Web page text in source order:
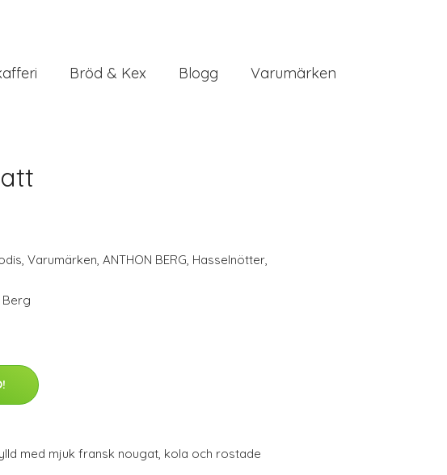
Bröd & Kex Blogg Varumärken
, Varumärken, ANTHON BERG, Hasselnötter,
Berg
med mjuk fransk nougat, kola och rostade